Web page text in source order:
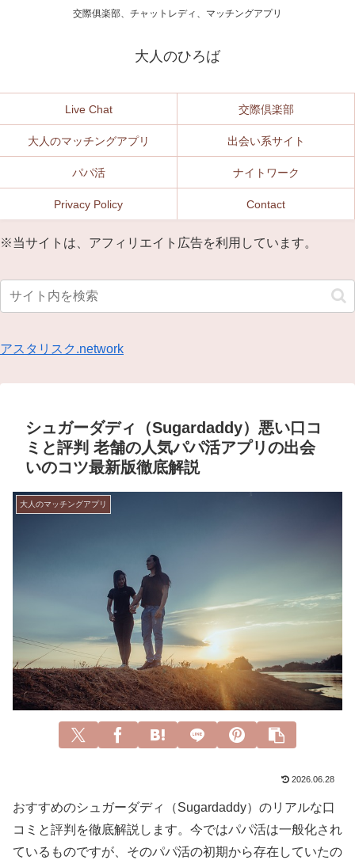
交際俱楽部、チャットレディ、マッチングアプリ
大人のひろば
Live Chat 交際倶楽部
大人のマッチングアプリ 出会い系サイト
パパ活 ナイトワーク
Privacy Policy Contact
※当サイトは、アフィリエイト広告を利用しています。
アスタリスク.network
シュガーダディ（Sugardaddy）悪い口コ
ミと評判 老舗の人気パパ活アプリの出会
いのコツ最新版徹底解説
大人のマッチングアプリ
2026.06.28
おすすめのシュガーダディ（Sugardaddy）のリアルな口
コミと評判を徹底解説します。今ではパパ活は一般化され
ているものですが、そのパパ活の初期から存在していたの